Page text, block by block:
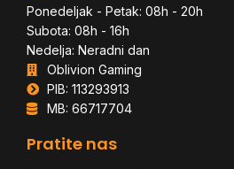
Ponedeljak - Petak: 08h - 20h
Subota: 08h - 16h
Nedelja: Neradni dan
Oblivion Gaming
PIB: 113293913
MB: 66717704
Pratite nas